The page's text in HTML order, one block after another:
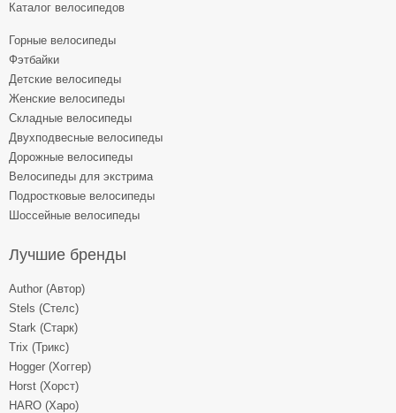
Каталог велосипедов
Горные велосипеды
Фэтбайки
Детские велосипеды
Женские велосипеды
Складные велосипеды
Двухподвесные велосипеды
Дорожные велосипеды
Велосипеды для экстрима
Подростковые велосипеды
Шоссейные велосипеды
Лучшие бренды
Author (Автор)
Stels (Стелс)
Stark (Старк)
Trix (Трикс)
Hogger (Хоггер)
Horst (Хорст)
HARO (Харо)